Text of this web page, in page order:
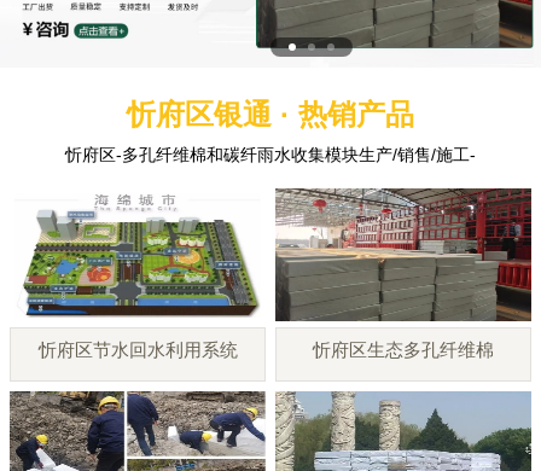
忻府区银通 · 热销产品
忻府区-多孔纤维棉和碳纤雨水收集模块生产/销售/施工-
忻府区节水回水利用系统 忻府区生态多孔纤维棉